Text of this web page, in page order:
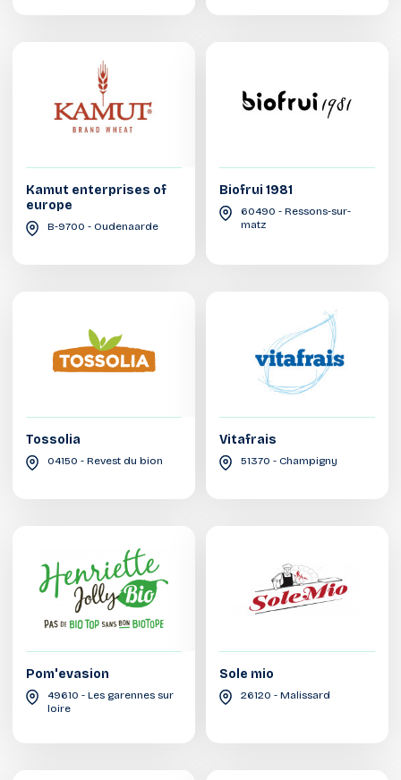
Kamut enterprises of
europe
B-9700 - Oudenaarde
Biofrui 1981
60490 - Ressons-sur-
matz
Tossolia
04150 - Revest du bion
Vitafrais
51370 - Champigny
Pom'evasion
49610 - Les garennes sur
loire
Sole mio
26120 - Malissard